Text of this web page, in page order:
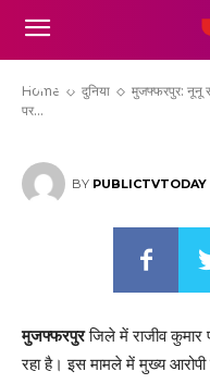
Home दुनिया
मुजफ्फरपुर: नूनू
पर...
मुजफ्फरपुर: नूनू
हमले का आरोप,
आरोप
BY
मुजफ्फरपुरजिले में राजीव कुमार
रहा है। इस मामले में मुख्य